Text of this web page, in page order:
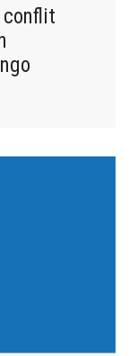
conflit